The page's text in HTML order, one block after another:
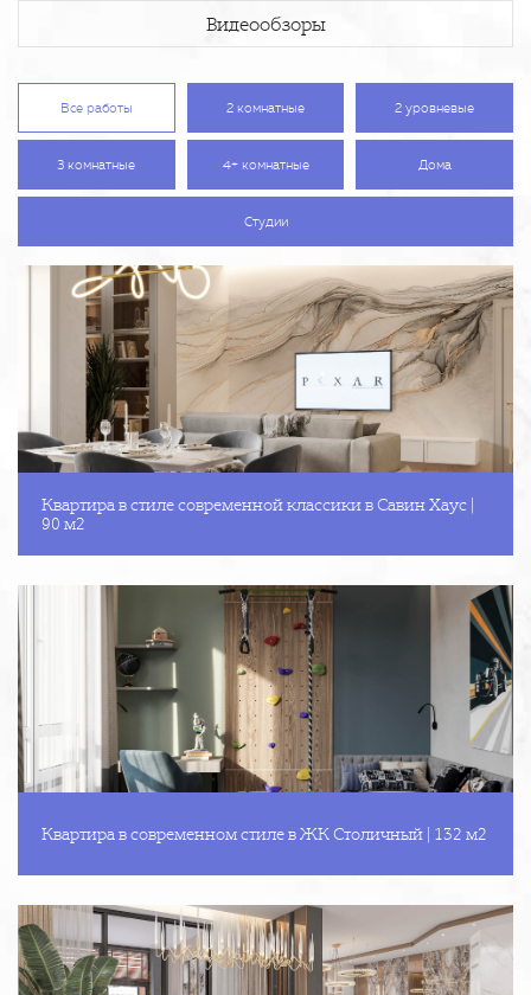
Видеообзоры
Все работы 2 комнатные 2 уровневые
3 комнатные 4+ комнатные Дома
Студии
Квартира в стиле современной классики в Савин Хаус |
90 м2
Квартира в современном стиле в ЖК Столичный | 132 м2